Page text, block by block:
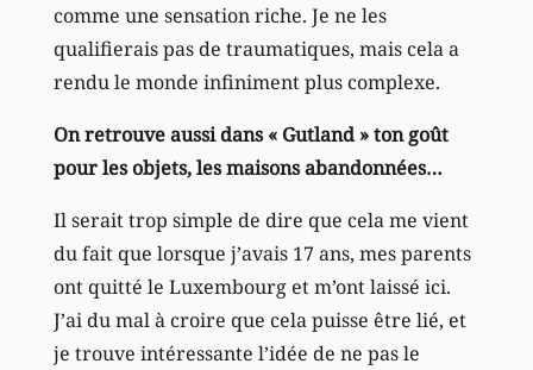
comme une sensation riche. Je ne les
qualifierais pas de traumatiques, mais cela a
rendu le monde infiniment plus complexe.
On retrouve aussi dans « Gutland » ton goût
pour les objets, les maisons abandonnées…
Il serait trop simple de dire que cela me vient
du fait que lorsque j’avais 17 ans, mes parents
ont quitté le Luxembourg et m’ont laissé ici.
J’ai du mal à croire que cela puisse être lié, et
je trouve intéressante l’idée de ne pas le